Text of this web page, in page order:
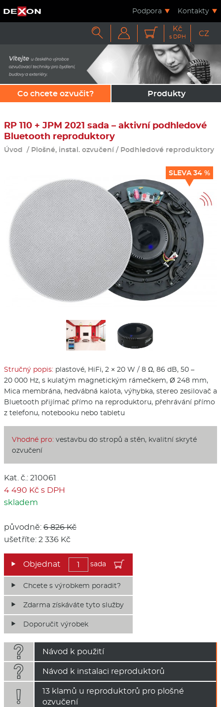
Podpora Kontakty
   Kč
s DPH CZ
Co chcete ozvučit? Produkty
RP 110 + JPM 2021 sada – aktivní podhledové
Bluetooth reproduktory
Úvod / Plošné, instal. ozvučení/ Podhledové reproduktory
SLEVA 34 %
Stručný popis: plastové, HiFi, 2 × 20 W / 8 Ω, 86 dB, 50 –
20 000 Hz, s kulatým magnetickým rámečkem, Ø 248 mm,
Mica membrána, hedvábná kalota, výhybka, stereo zesilovač a
Bluetooth přijímač přímo na reproduktoru, přehrávání přímo
z telefonu, notebooku nebo tabletu
Vhodné pro: vestavbu do stropů a stěn, kvalitní skryté
ozvučení
Kat. č.: 210061
4 490 Kč s DPH
skladem
původně: 6 826 Kč
ušetříte: 2 336 Kč
sada
Chcete s výrobkem poradit?
Zdarma získáváte tyto služby
Doporučit výrobek
 Návod k použití
 Návod k instalaci reproduktorů

13 klamů u reproduktorů pro plošné
ozvučení